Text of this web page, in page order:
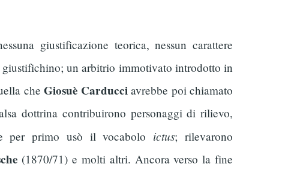
giustificazione teorica, nessun carattere
giustifichino; un arbitrio immotivato introdotto in
che Giosuè Carducci avrebbe poi chiamato
dottrina contribuirono personaggi di rilievo,
per primo usò il vocabolo ictus; rilevarono
(1870/71) e molti altri. Ancora verso la fine